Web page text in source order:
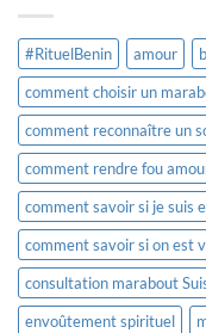
#RituelBenin amour
comment choisir un
comment reconnaître un
comment rendre fou
comment savoir si je suis
comment savoir si on est
consultation marabout
envoûtement spirituel